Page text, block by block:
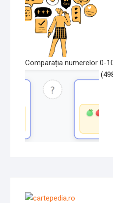
Comparația numerelor 0-